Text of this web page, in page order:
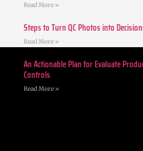
Read More »
Steps to Turn QC Photos into
Read More »
An Actionable Plan for Evaluate
Controls
Read More »